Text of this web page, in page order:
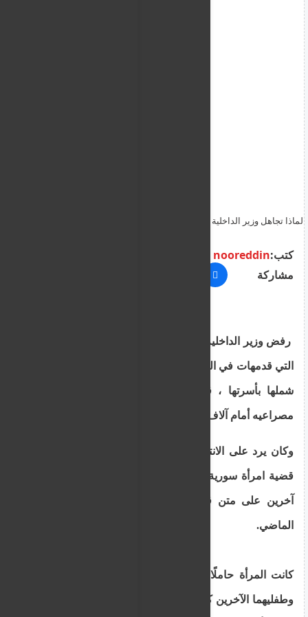
لماذا تجاهل وزير الداخلية الاسبق دعوات لم شمل طالبة اللجوء السورية
كتب:nooreddin
مشاركة
التي قدمهات في اليوم السابق لطالبة لجوء سورية للم
شملها بأسرتها ، قائلا إن ذلك قد يفتح الباب على
مصراعيه أمام آلاف الطلبات المماثلة.
وكان يرد على الانتقادات الموجهة إليه ووزارته بشأن
قضية امرأة سورية وصلت مع مهاجرين غير شرعيين
آخرين على متن قارب قبالة سواحل قبرص الشهر
الماضي.
كانت المرأة حاملًا في ذلك الوقت. ادعت أن زوجها
وطفليهما الآخرين كانا على متن القارب – أحدهما كان